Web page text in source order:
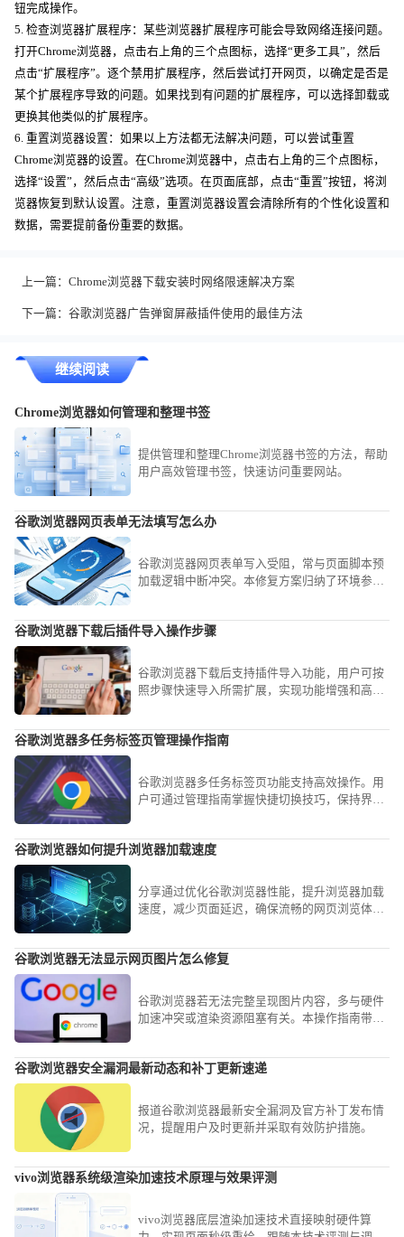
钮完成操作。
5. 检查浏览器扩展程序：某些浏览器扩展程序可能会导致网络连接问题。
打开Chrome浏览器，点击右上角的三个点图标，选择“更多工具”，然后
点击“扩展程序”。逐个禁用扩展程序，然后尝试打开网页，以确定是否是
某个扩展程序导致的问题。如果找到有问题的扩展程序，可以选择卸载或
更换其他类似的扩展程序。
6. 重置浏览器设置：如果以上方法都无法解决问题，可以尝试重置
Chrome浏览器的设置。在Chrome浏览器中，点击右上角的三个点图标，
选择“设置”，然后点击“高级”选项。在页面底部，点击“重置”按钮，将浏
览器恢复到默认设置。注意，重置浏览器设置会清除所有的个性化设置和
数据，需要提前备份重要的数据。
上一篇： Chrome浏览器下载安装时网络限速解决方案
下一篇： 谷歌浏览器广告弹窗屏蔽插件使用的最佳方法
继续阅读
Chrome浏览器如何管理和整理书签
提供管理和整理Chrome浏览器书签的方法，帮助
用户高效管理书签，快速访问重要网站。
谷歌浏览器网页表单无法填写怎么办
谷歌浏览器网页表单写入受阻，常与页面脚本预
加载逻辑中断冲突。本修复方案归纳了环境参数
谷歌浏览器下载后插件导入操作步骤
谷歌浏览器下载后支持插件导入功能，用户可按
照步骤快速导入所需扩展，实现功能增强和高效
谷歌浏览器多任务标签页管理操作指南
谷歌浏览器多任务标签页功能支持高效操作。用
户可通过管理指南掌握快捷切换技巧，保持界面
谷歌浏览器如何提升浏览器加载速度
分享通过优化谷歌浏览器性能，提升浏览器加载
速度，减少页面延迟，确保流畅的网页浏览体
谷歌浏览器无法显示网页图片怎么修复
谷歌浏览器若无法完整呈现图片内容，多与硬件
加速冲突或渲染资源阻塞有关。本操作指南带您
谷歌浏览器安全漏洞最新动态和补丁更新速递
报道谷歌浏览器最新安全漏洞及官方补丁发布情
况，提醒用户及时更新并采取有效防护措施。
vivo浏览器系统级渲染加速技术原理与效果评测
vivo浏览器底层渲染加速技术直接映射硬件算